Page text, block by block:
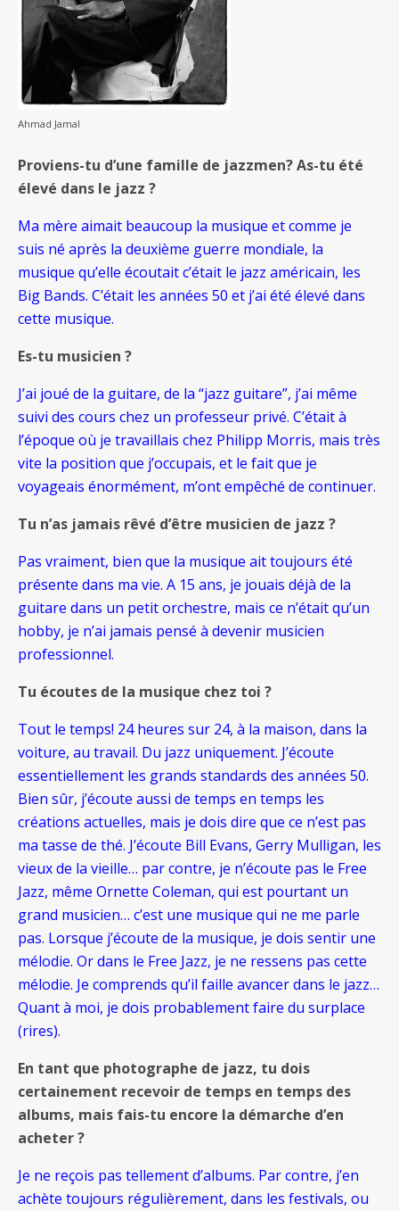
Ahmad Jamal
Proviens-tu d’une famille de jazzmen? As-tu été
élevé dans le jazz ?
Ma mère aimait beaucoup la musique et comme je
suis né après la deuxième guerre mondiale, la
musique qu’elle écoutait c’était le jazz américain, les
Big Bands. C’était les années 50 et j’ai été élevé dans
cette musique.
Es-tu musicien ?
J’ai joué de la guitare, de la “jazz guitare”, j’ai même
suivi des cours chez un professeur privé. C’était à
l’époque où je travaillais chez Philipp Morris, mais très
vite la position que j’occupais, et le fait que je
voyageais énormément, m’ont empêché de continuer.
Tu n’as jamais rêvé d’être musicien de jazz ?
Pas vraiment, bien que la musique ait toujours été
présente dans ma vie. A 15 ans, je jouais déjà de la
guitare dans un petit orchestre, mais ce n’était qu’un
hobby, je n’ai jamais pensé à devenir musicien
professionnel.
Tu écoutes de la musique chez toi ?
Tout le temps! 24 heures sur 24, à la maison, dans la
voiture, au travail. Du jazz uniquement. J’écoute
essentiellement les grands standards des années 50.
Bien sûr, j’écoute aussi de temps en temps les
créations actuelles, mais je dois dire que ce n’est pas
ma tasse de thé. J’écoute Bill Evans, Gerry Mulligan, les
vieux de la vieille… par contre, je n’écoute pas le Free
Jazz, même Ornette Coleman, qui est pourtant un
grand musicien… c’est une musique qui ne me parle
pas. Lorsque j’écoute de la musique, je dois sentir une
mélodie. Or dans le Free Jazz, je ne ressens pas cette
mélodie. Je comprends qu’il faille avancer dans le jazz…
Quant à moi, je dois probablement faire du surplace
(rires).
En tant que photographe de jazz, tu dois
certainement recevoir de temps en temps des
albums, mais fais-tu encore la démarche d’en
acheter ?
Je ne reçois pas tellement d’albums. Par contre, j’en
achète toujours régulièrement, dans les festivals, ou